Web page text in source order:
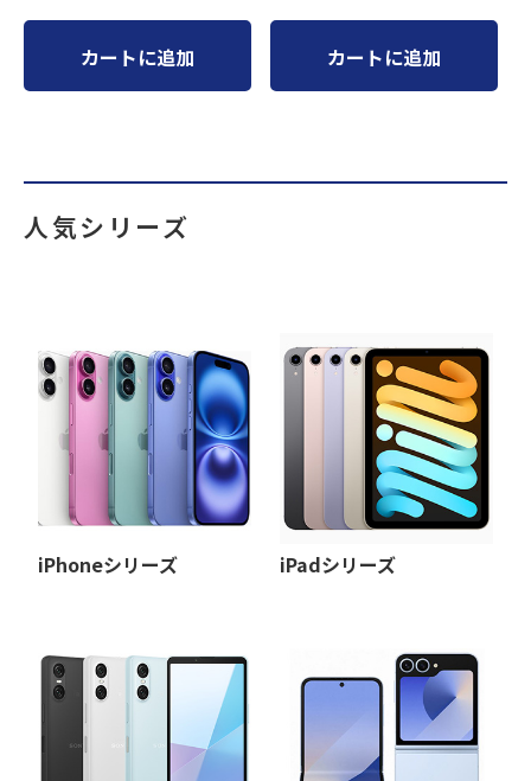
カートに追加 カートに追加
人気シリーズ
iPhoneシリーズ iPadシリーズ